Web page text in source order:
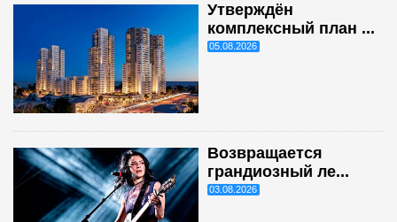
Утверждён
комплексный план ...
05.08.2026
Возвращается
грандиозный ле...
03.08.2026